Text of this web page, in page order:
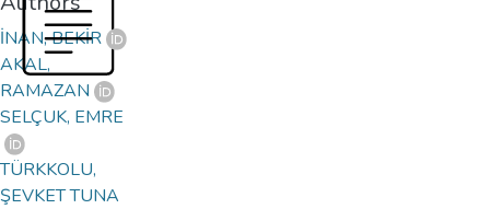
İNAN, BEKİR
AKAL,
RAMAZAN
SELÇUK, EMRE
TÜRKKOLU,
ŞEVKET TUNA